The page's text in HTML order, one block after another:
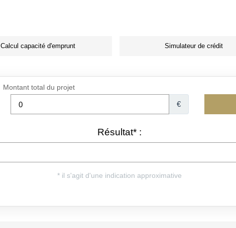
Calcul capacité d'emprunt Simulateur de crédit